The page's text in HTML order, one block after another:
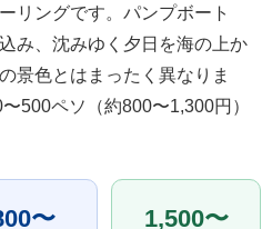
リングです。パンプボート
み、沈みゆく夕日を海の上か
景色とはまったく異なりま
500ペソ（約800〜1,300円）
〜 1,500〜